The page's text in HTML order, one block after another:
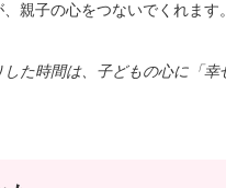
親子の心をつないでくれます。
た時間は、子どもの心に「